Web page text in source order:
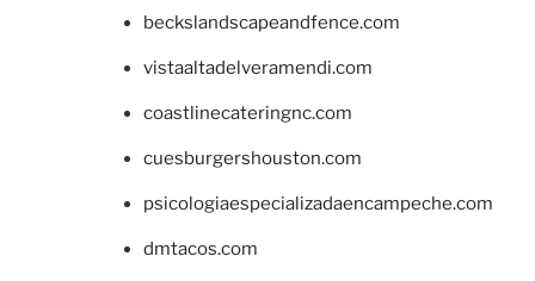
beckslandscapeandfence.com
vistaaltadelveramendi.com
coastlinecateringnc.com
cuesburgershouston.com
psicologiaespecializadaencampeche.com
dmtacos.com